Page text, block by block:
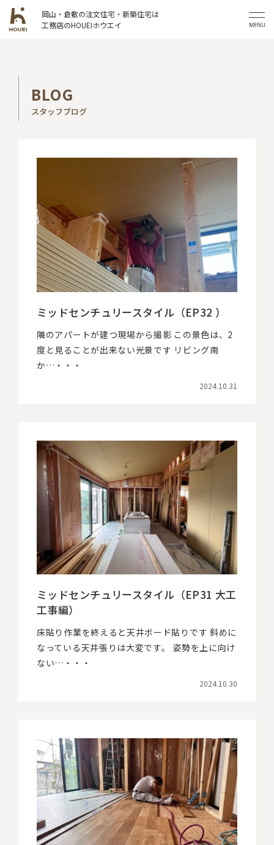
岡山・倉敷の注文住宅・新築住宅は
工務店のHOUEIホウエイ
BLOG
スタッフブログ
ミッドセンチュリースタイル（EP32 ）
隣のアパートが建つ現場から撮影 この景色は、2
度と見ることが出来ない光景です リビング南
か…・・・
2024.10.31
ミッドセンチュリースタイル（EP31 大工
工事編）
床貼り作業を終えると天井ボード貼りです 斜めに
なっている天井張りは大変です。 姿勢を上に向け
ない…・・・
2024.10.30